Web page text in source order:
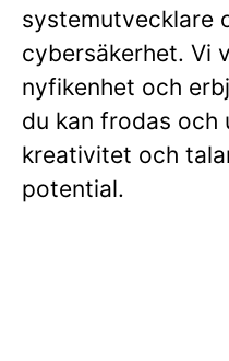
systemutvecklare
cybersäkerhet. Vi
nyfikenhet och
du kan frodas och
kreativitet och
potential.